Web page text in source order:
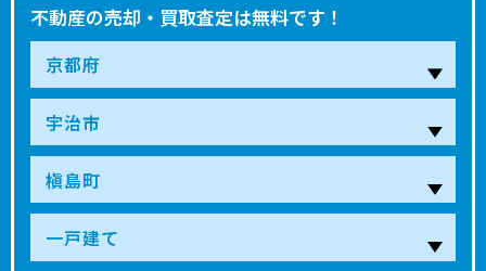
3,700万円 向島 8分 3 年 110.00㎡ 95.00㎡ 2024年第1
3,000万円 向島 7分 - 年 400.00㎡ 60.00㎡ 2023年第4
500万円 宇治(ＪＲ) 23分 47 年 75.00㎡ 75.00㎡ 2023年第4
3,700万円 向島 6分 2 年 100.00㎡ 90.00㎡ 2023年第4
小倉(京都) 29分 50 年 65.00㎡ 60.00㎡ 2023年第3
不動産の売却・買取査定は無料です！